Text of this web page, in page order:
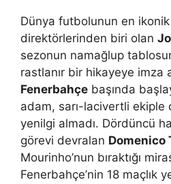
Dünya futbolunun en
direktörlerinden biri olan
sezonun namağlup
rastlanır bir hikayeye imza
Fenerbahçe başında
adam, sarı-lacivertli ekiple
yenilgi almadı. Dördüncü
görevi devralan Domenico
Mourinho’nun bıraktığı
Fenerbahçe’nin 18 maçlık